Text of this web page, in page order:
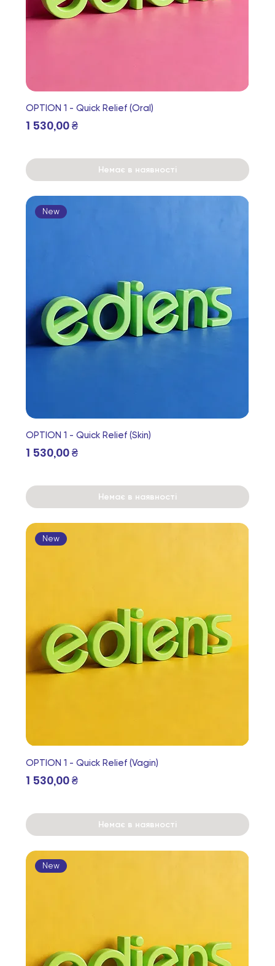
OPTION 1 - Quick Relief (Oral)
Ціна
1 530,00 ₴
Немає в наявності
New
OPTION 1 - Quick Relief (Skin)
Ціна
1 530,00 ₴
Немає в наявності
New
OPTION 1 - Quick Relief (Vagin)
Ціна
1 530,00 ₴
Немає в наявності
New